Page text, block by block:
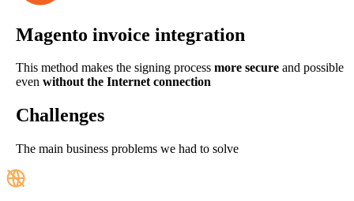
Magento invoice integration
This method makes the signing process more secure and possible
even without the Internet connection
Challenges
The main business problems we had to solve